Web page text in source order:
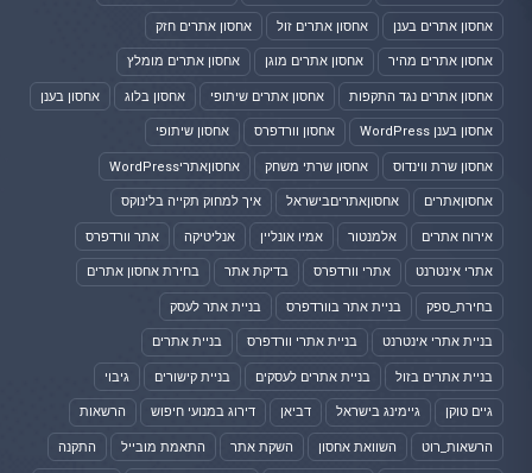
אחסון אתרים בענן אחסון אתרים זול אחסון אתרים חזק
אחסון אתרים מהיר אחסון אתרים מוגן אחסון אתרים מומלץ
אחסון אתרים נגד התקפות אחסון אתרים שיתופי אחסון בלוג אחסון בענן
אחסון בענן WordPress אחסון וורדפרס אחסון שיתופי
אחסון שרת ווינדוס אחסון שרתי משחק אחסוןאתריWordPress
אחסוןאתרים אחסוןאתריםבישראל איך למחוק תקייה בלינוקס
אירוח אתרים אלמנטור אמיו אונליין אנליטיקה אתר וורדפרס
אתרי אינטרנט אתרי וורדפרס בדיקת אתר בחירת אחסון אתרים
בחירת_ספק בניית אתר בוורדפרס בניית אתר לעסק
בניית אתרי אינטרנט בניית אתרי וורדפרס בניית אתרים
בניית אתרים בזול בניית אתרים לעסקים בניית קישורים גיבוי
גיים טוקן גיימינג בישראל דביאן דירוג במנועי חיפוש הרשאות
הרשאות_רוט השוואת אחסון השקת אתר התאמת מובייל התקנה